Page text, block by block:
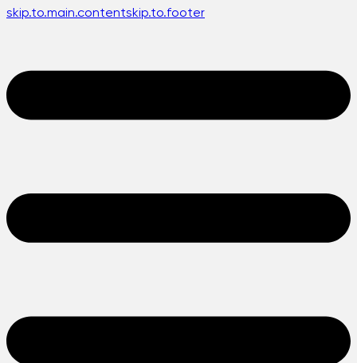
skip.to.main.contentskip.to.footer